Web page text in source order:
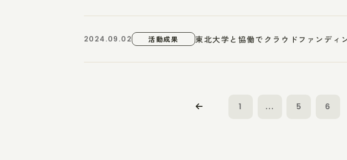
2024.09.02 活動成果 東北大学と協働でクラウドファンディ
1 ... 5 6